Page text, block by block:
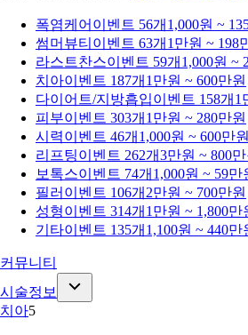
폭염케어 이벤트 56개 1,000원 ~
썸머뷰티 이벤트 63개 1만원 ~ 198
라스트찬스이벤트 59개 1,000원 ~
치아이벤트 187개 1만원 ~ 600만원
다이어트/지방흡입이벤트 158개 1
피부이벤트 303개 1만원 ~ 280만원
시력이벤트 46개 1,000원 ~ 600만원
리프팅이벤트 262개3만원 ~ 800만
보톡스이벤트 74개 1,000원 ~ 59만
필러 이벤트 106개 2만원 ~ 700만원
성형이벤트 314개 1만원 ~ 1,800만
기타이벤트 135개 1,100원 ~ 440만
커뮤니티
시술정보
치아5